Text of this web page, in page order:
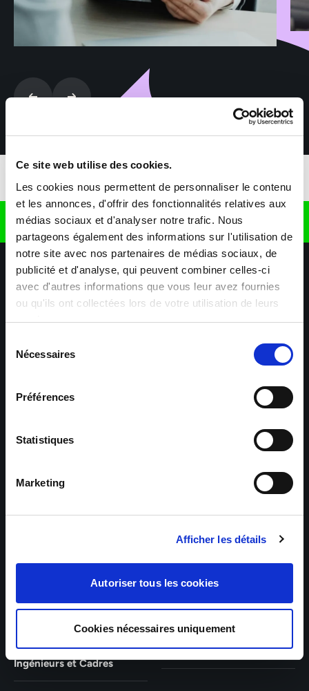
Ce site web utilise des cookies.
Les cookies nous permettent de personnaliser le contenu
et les annonces, d'offrir des fonctionnalités relatives aux
médias sociaux et d'analyser notre trafic. Nous
partageons également des informations sur l'utilisation de
notre site avec nos partenaires de médias sociaux, de
publicité et d'analyse, qui peuvent combiner celles-ci
avec d'autres informations que vous leur avez fournies
ou qu'ils ont collectées lors de votre utilisation de leurs
services.
Nécessaires
Préférences
Statistiques
Marketing
Afficher les détails
Autoriser tous les cookies
Cookies nécessaires uniquement
Retrouvez nous sur
Nos agences Aide & Contact
Maxiplan
Mulhouse – Industrie,
Logistique, Transport et
Bâtiment et Tertiaire
Logistique, Bâtiment et
Guebwiller – Industrie,
Experts Paris – Tertiaire,
Cadres
Experts Strasbourg –
Illkirch-Graffenstaden
Experts Saint-Louis –
Tertiaire, Techniciens,
Ingénieurs et Cadres
Tertiaire, Techniciens,
Ingénieurs et Cadres
Saint-Louis – Industrie,
Logistique, Service